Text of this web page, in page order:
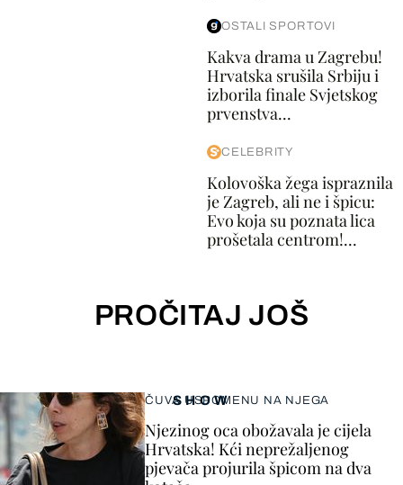
OSTALI SPORTOVI
Kakva drama u Zagrebu!
Hrvatska srušila Srbiju i
izborila finale Svjetskog
prvenstva...
CELEBRITY
Kolovoška žega ispraznila
je Zagreb, ali ne i špicu:
Evo koja su poznata lica
prošetala centrom!...
PROČITAJ JOŠ
SHOW
ČUVA USPOMENU NA NJEGA
Njezinog oca obožavala je cijela
Hrvatska! Kći neprežaljenog
pjevača projurila špicom na dva